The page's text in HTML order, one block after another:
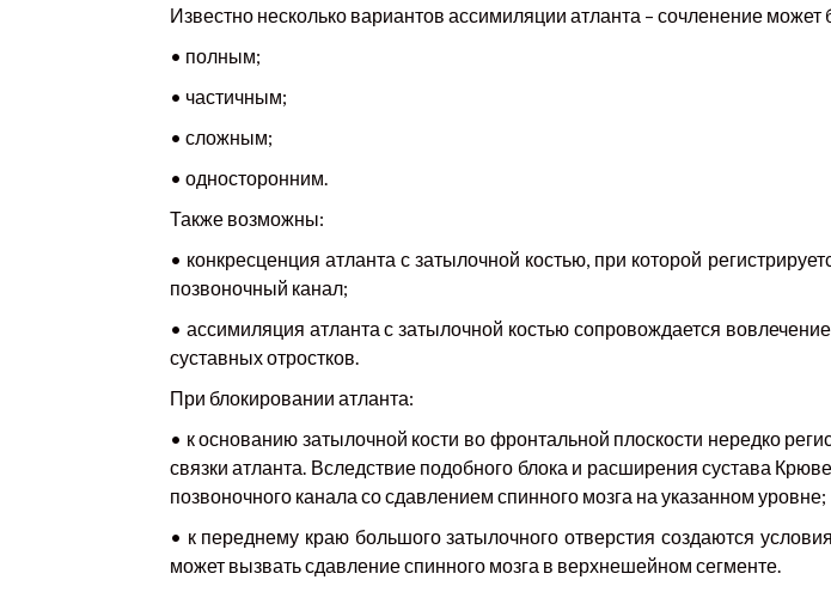
Известно несколько вариантов ассимиляции атланта – сочленение может
• полным;
• частичным;
• сложным;
• односторонним.
Также возможны:
• конкресценция атланта с затылочной костью, при которой
позвоночный канал;
• ассимиляция атланта с затылочной костью сопровождается
суставных отростков.
При блокировании атланта:
• к основанию затылочной кости во фронтальной плоскости нередко
связки атланта. Вследствие подобного блока и расширения сустава
позвоночного канала со сдавлением спинного мозга на указанном уровне;
• к переднему краю большого затылочного отверстия создаются
может вызвать сдавление спинного мозга в верхнешейном сегменте.